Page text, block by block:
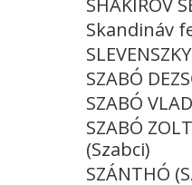
SHAKIROV
Skandináv
SZABÓ
SZABÓ
SZABÓ
(Szabci)
SZÁNTHÓ